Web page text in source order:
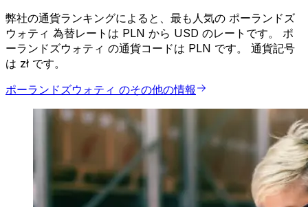
弊社の通貨ランキングによると、最も人気の ポーランドズ
ウォティ 為替レートは PLN から USD のレートです。 ポ
ーランドズウォティ の通貨コードは PLN です。 通貨記号
は zł です。
ポーランドズウォティ のその他の情報